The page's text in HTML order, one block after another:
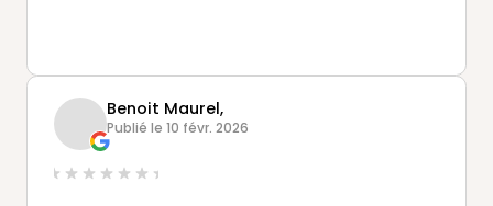
Benoit Maurel,
Publié le 10 févr. 2026